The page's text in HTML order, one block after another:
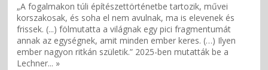
„A fogalmakon túli építészettörténetbe tartozik, művei
korszakosak, és soha el nem avulnak, ma is elevenek és
frissek. (...) fölmutatta a világnak egy pici fragmentumát
annak az egységnek, amit minden ember keres. (…) Ilyen
ember nagyon ritkán születik.” 2025-ben mutatták be a
Lechner... »